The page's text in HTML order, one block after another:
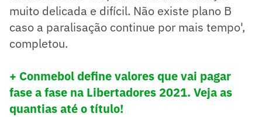
muito delicada e difícil. Não existe plano B
caso a paralisação continue por mais tempo',
completou.
+ Conmebol define valores que vai pagar
fase a fase na Libertadores 2021. Veja as
quantias até o título!